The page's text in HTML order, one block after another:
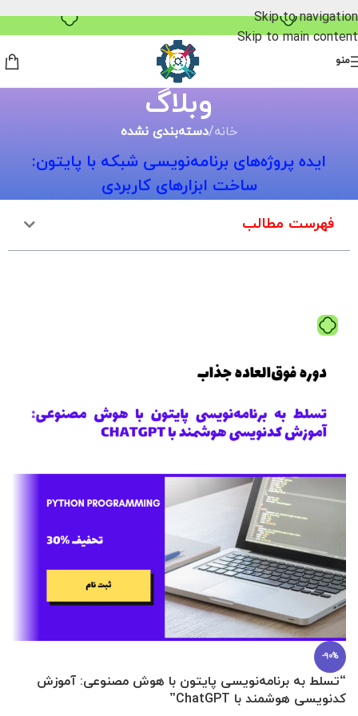
خرید قسطی با ترب‌پی
Skip to navigation
Skip to main content
منو
وبلاگ
خانه/دسته‌بندی نشده
ایده پروژه‌های برنامه‌نویسی شبکه با پایتون:
ساخت ابزارهای کاربردی
فهرست مطالب
-90%
“تسلط به برنامه‌نویسی پایتون با هوش مصنوعی: آموزش
کدنویسی هوشمند با ChatGPT”